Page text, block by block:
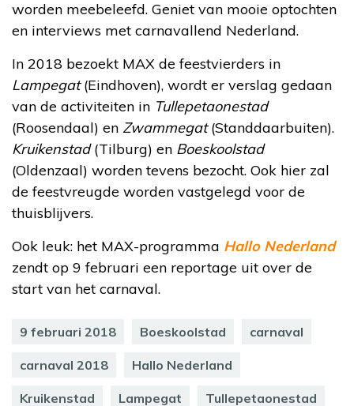
worden meebeleefd. Geniet van mooie optochten
en interviews met carnavallend Nederland.
In 2018 bezoekt MAX de feestvierders in
Lampegat(Eindhoven), wordt er verslag gedaan
van de activiteiten in Tullepetaonestad
(Roosendaal) en Zwammegat(Standdaarbuiten).
Kruikenstad(Tilburg) en Boeskoolstad
(Oldenzaal) worden tevens bezocht. Ook hier zal
de feestvreugde worden vastgelegd voor de
thuisblijvers.
Ook leuk: het MAX-programma Hallo Nederland
zendt op 9 februari een reportage uit over de
start van het carnaval.
9 februari 2018 Boeskoolstad carnaval
carnaval 2018 Hallo Nederland
Kruikenstad Lampegat Tullepetaonestad